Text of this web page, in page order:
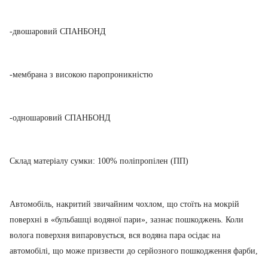
-двошаровий СПАНБОНД
-мембрана з високою паропроникністю
-одношаровий СПАНБОНД
Склад матеріалу сумки: 100% поліпропілен (ПП)
Автомобіль, накритий звичайним чохлом, що стоїть на мокрій
поверхні в «бульбашці водяної пари», зазнає пошкоджень. Коли
волога поверхня випаровується, вся водяна пара осідає на
автомобілі, що може призвести до серйозного пошкодження фарби,